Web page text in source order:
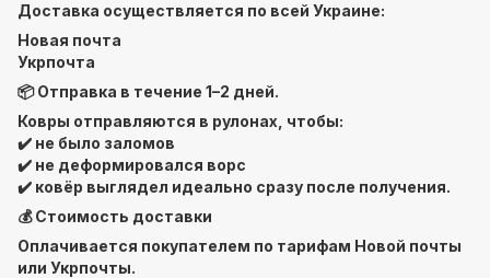
Доставка осуществляется по всей Украине:
Новая почта
Укрпочта
📦 Отправка в течение 1–2 дней.
Ковры отправляются в рулонах, чтобы:
✔️ не было заломов
✔️ не деформировался ворс
✔️ ковёр выглядел идеально сразу после получения.
💰 Стоимость доставки
Оплачивается покупателем по тарифам Новой почты
или Укрпочты.